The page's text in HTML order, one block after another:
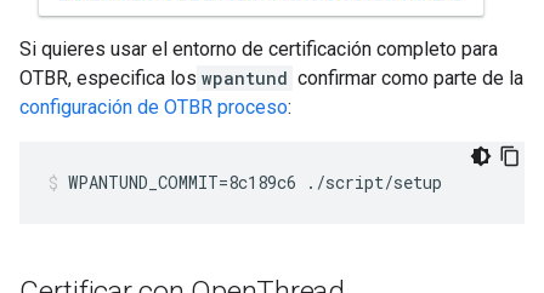
Si quieres usar el entorno de certificación completo para
OTBR, especifica los wpantund confirmar como parte de la
configuración de OTBR proceso:
WPANTUND_COMMIT=8c189c6 ./script/setup